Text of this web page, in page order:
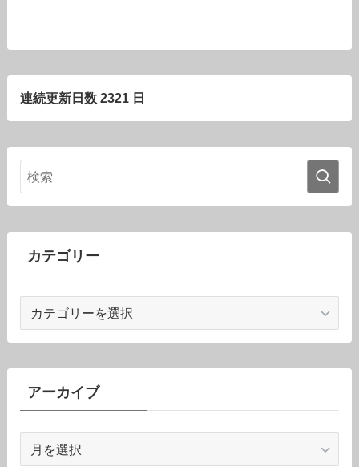
連続更新日数 2321 日
カテゴリー
ゴ
リ
ーアーカイブ